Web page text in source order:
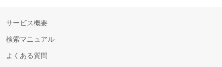
サービス概要
検索マニュアル
よくある質問